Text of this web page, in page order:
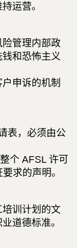
运营。
险管理内部政
和恐怖主义
申诉的机制
表，必须由公
个 AFSL 许可
求的声明。
培训计划的文
道德标准。